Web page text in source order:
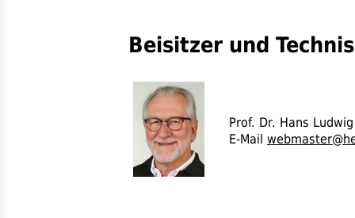
Beisitzer und
Prof. Dr. Hans
E-Mail